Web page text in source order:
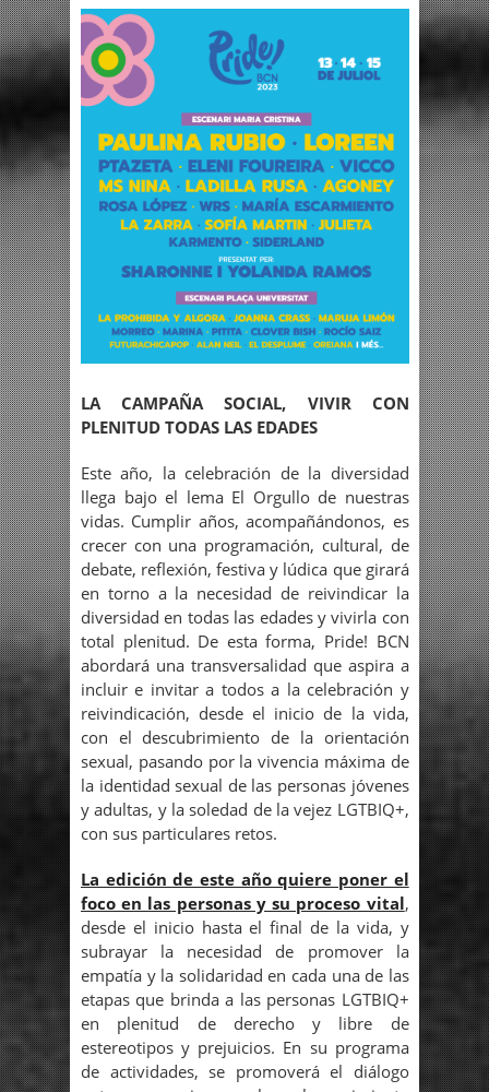
LA CAMPAÑA SOCIAL, VIVIR CON
PLENITUD TODAS LAS EDADES
Este año, la celebración de la diversidad
llega bajo el lema El Orgullo de nuestras
vidas. Cumplir años, acompañándonos, es
crecer con una programación, cultural, de
debate, reflexión, festiva y lúdica que girará
en torno a la necesidad de reivindicar la
diversidad en todas las edades y vivirla con
total plenitud. De esta forma, Pride! BCN
abordará una transversalidad que aspira a
incluir e invitar a todos a la celebración y
reivindicación, desde el inicio de la vida,
con el descubrimiento de la orientación
sexual, pasando por la vivencia máxima de
la identidad sexual de las personas jóvenes
y adultas, y la soledad de la vejez LGTBIQ+,
con sus particulares retos.
La edición de este año quiere poner el
foco en las personas y su proceso vital,
desde el inicio hasta el final de la vida, y
subrayar la necesidad de promover la
empatía y la solidaridad en cada una de las
etapas que brinda a las personas LGTBIQ+
en plenitud de derecho y libre de
estereotipos y prejuicios. En su programa
de actividades, se promoverá el diálogo